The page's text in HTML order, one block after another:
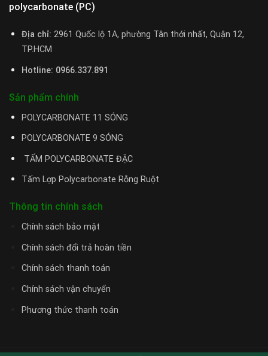
polycarbonate (PC)
Địa chỉ: 2961 Quốc lộ 1A, phường Tân thới nhất, Quận 12,
TP.HCM
Hotline: 0966.337.891
Sản phẩm chính
POLYCARBONATE 11 SÓNG
POLYCARBONATE 9 SÓNG
TẤM POLYCARBONATE ĐẶC
Tấm Lợp Polycarbonate Rỗng Ruột
Thông tin chính sách
Chính sách bảo mật
Chính sách đổi trả hoàn tiền
Chính sách thanh toán
Chính sách vận chuyển
Phương thức thanh toán